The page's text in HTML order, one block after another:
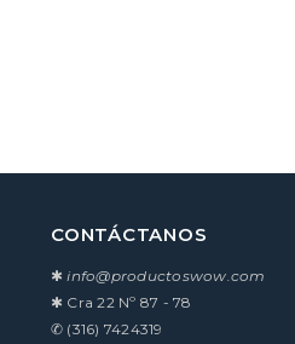
CONTÁCTANOS
✱ info@productoswow.com
✱ Cra 22 Nº 87 - 78
✆ (316) 7424319